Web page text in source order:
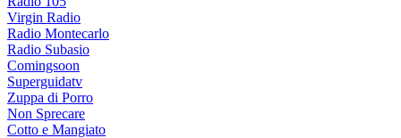
Virgin Radio
Radio Montecarlo
Radio Subasio
Comingsoon
Superguidatv
Zuppa di Porro
Non Sprecare
Cotto e Mangiato